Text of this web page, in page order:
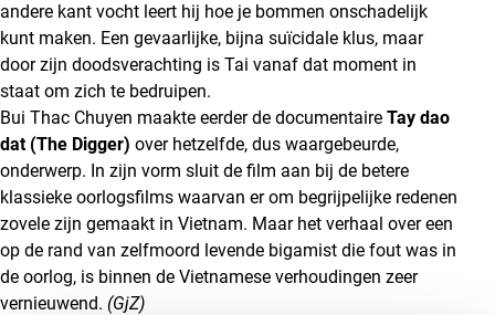
andere kant vocht leert hij hoe je bommen onschadelijk
kunt maken. Een gevaarlijke, bijna suïcidale klus, maar
door zijn doodsverachting is Tai vanaf dat moment in
staat om zich te bedruipen.
Bui Thac Chuyen maakte eerder de documentaire Tay dao
dat (The Digger) over hetzelfde, dus waargebeurde,
onderwerp. In zijn vorm sluit de film aan bij de betere
klassieke oorlogsfilms waarvan er om begrijpelijke redenen
zovele zijn gemaakt in Vietnam. Maar het verhaal over een
op de rand van zelfmoord levende bigamist die fout was in
de oorlog, is binnen de Vietnamese verhoudingen zeer
vernieuwend. (GjZ)